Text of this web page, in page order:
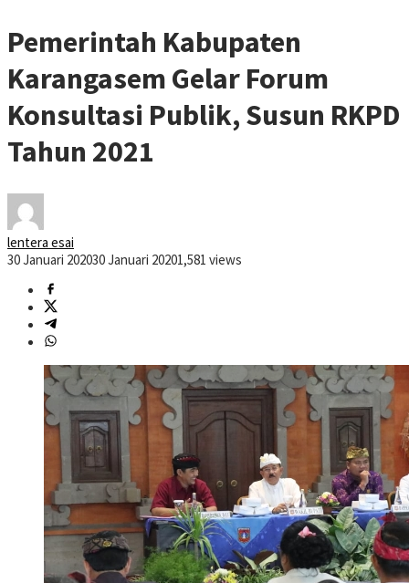
Pemerintah Kabupaten
Karangasem Gelar Forum
Konsultasi Publik, Susun RKPD
Tahun 2021
lentera esai
30 Januari 202030 Januari 20201,581 views